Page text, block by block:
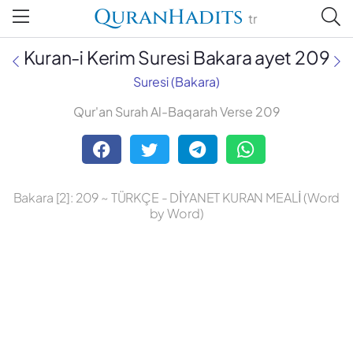
QuranHadits tr
Abdulbaki Gölpınarlı
Adem Uğur
Ali Bulaç
Kuran-i Kerim Suresi Bakara ayet 209
Suresi (Bakara)
Qur'an Surah Al-Baqarah Verse 209
Bakara [2]: 209 ~ TÜRKÇE - DİYANET KURAN MEALİ (Word
by Word)